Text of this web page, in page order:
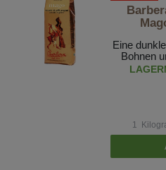
Eine
Bohnen
1